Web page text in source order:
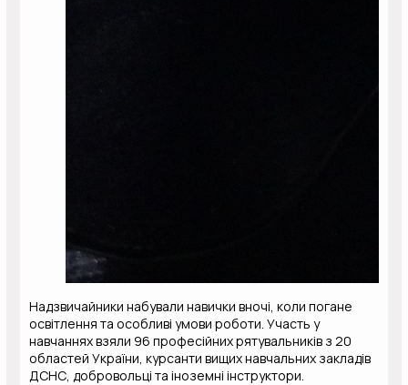
Надзвичайники набували навички вночі, коли погане
освітлення та особливі умови роботи. Участь у
навчаннях взяли 96 професійних рятувальників з 20
областей України, курсанти вищих навчальних закладів
ДСНС, добровольці та іноземні інструктори.